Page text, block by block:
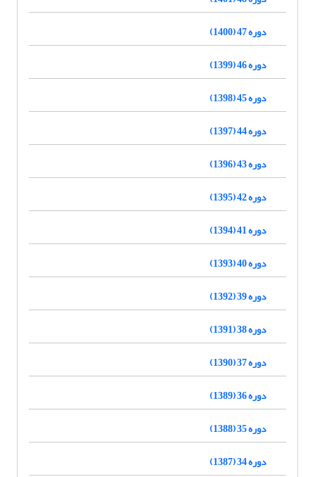
دوره 47 (1400)
دوره 46 (1399)
دوره 45 (1398)
دوره 44 (1397)
دوره 43 (1396)
دوره 42 (1395)
دوره 41 (1394)
دوره 40 (1393)
دوره 39 (1392)
دوره 38 (1391)
دوره 37 (1390)
دوره 36 (1389)
دوره 35 (1388)
دوره 34 (1387)